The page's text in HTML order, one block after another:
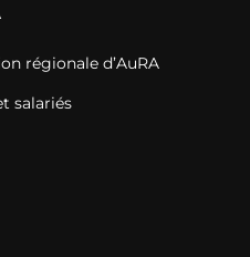
régionale d’AuRA
salariés